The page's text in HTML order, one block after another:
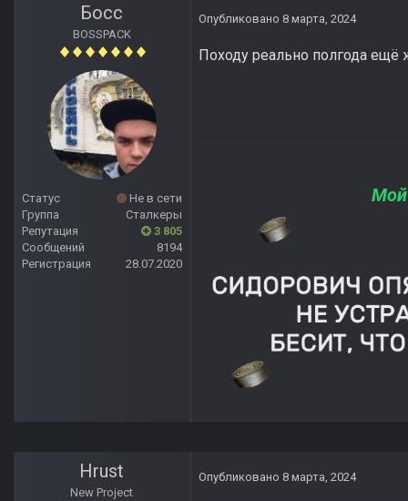
Босс
BOSSPACK
Статус
Не в сети
Группа
Сталкеры
Репутация
3 805
Сообщений
8194
Регистрация
28.07.2020
Опубликовано 8 марта, 2024
Походу реально полгода ещё
Hrust
New Project
Опубликовано 8 марта, 2024